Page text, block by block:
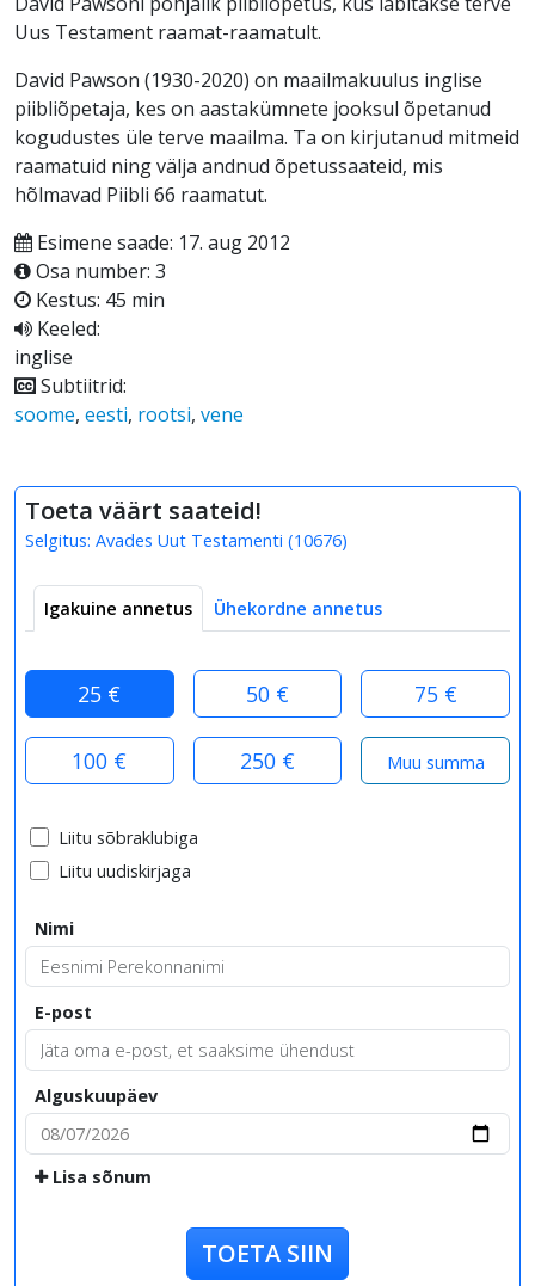
Uus Testament raamat-raamatult.
David Pawson (1930-2020) on maailmakuulus inglise
piibliõpetaja, kes on aastakümnete jooksul õpetanud
kogudustes üle terve maailma. Ta on kirjutanud mitmeid
raamatuid ning välja andnud õpetussaateid, mis
hõlmavad Piibli 66 raamatut.
Esimene saade: 17. aug 2012
Osa number: 3
Kestus: 45 min
Keeled:
inglise
Subtiitrid:
soome, eesti, rootsi, vene
Toeta väärt saateid!
Selgitus: Avades Uut Testamenti (10676)
Igakuine annetus Ühekordne annetus
25 € 50 € 75 €
100 € 250 €
Liitu sõbraklubiga
Liitu uudiskirjaga
Nimi
E-post
Alguskuupäev
Lisa sõnum
TOETA SIIN